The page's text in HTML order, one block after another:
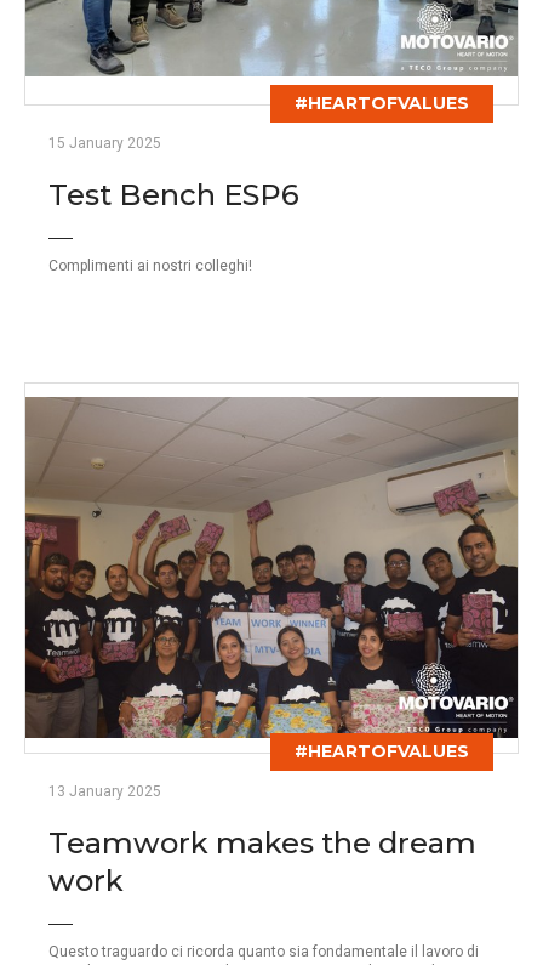
#HEARTOFVALUES
15 January 2025
Test Bench ESP6
Complimenti ai nostri colleghi!
#HEARTOFVALUES
13 January 2025
Teamwork makes the dream
work
Questo traguardo ci ricorda quanto sia fondamentale il lavoro di